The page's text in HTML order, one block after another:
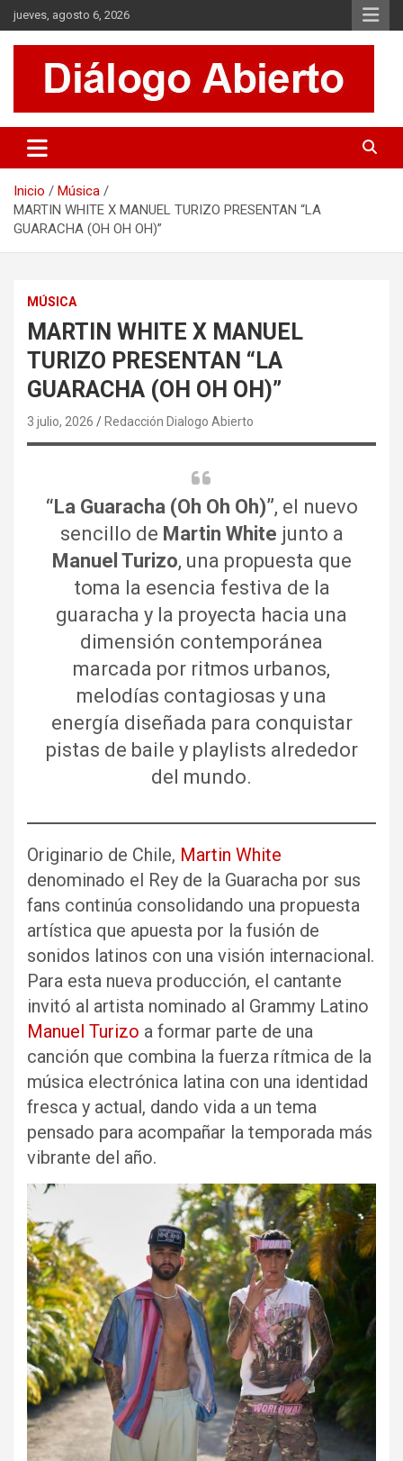
Saltar
al
contenido
jueves, agosto 6, 2026
Diálogo Abierto
Se tratan diversos temas de actualidad buscando hacer un
aporte a la sociedad, brindando información relevante de lo que
Inicio
Música
MARTIN WHITE X MANUEL TURIZO PRESENTAN “LA
GUARACHA (OH OH OH)”
MÚSICA
MARTIN WHITE X MANUEL
TURIZO PRESENTAN “LA
GUARACHA (OH OH OH)”
3 julio, 2026 Redacción Dialogo Abierto
“La Guaracha (Oh Oh Oh)”, el nuevo
sencillo de Martin White junto a
Manuel Turizo, una propuesta que
toma la esencia festiva de la
guaracha y la proyecta hacia una
dimensión contemporánea
marcada por ritmos urbanos,
melodías contagiosas y una
energía diseñada para conquistar
pistas de baile y playlists alrededor
del mundo.
Originario de Chile, Martin White
denominado el Rey de la Guaracha por sus
fans continúa consolidando una propuesta
artística que apuesta por la fusión de
sonidos latinos con una visión internacional.
Para esta nueva producción, el cantante
invitó al artista nominado al Grammy Latino
Manuel Turizo a formar parte de una
canción que combina la fuerza rítmica de la
música electrónica latina con una identidad
fresca y actual, dando vida a un tema
pensado para acompañar la temporada más
vibrante del año.